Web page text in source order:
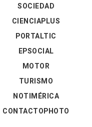
SOCIEDAD
CIENCIAPLUS
PORTALTIC
EPSOCIAL
MOTOR
TURISMO
NOTIMÉRICA
CONTACTOPHOTO